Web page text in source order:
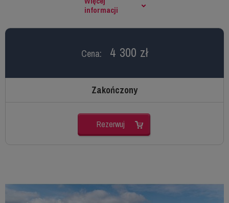
informacji
Cena: 4 300 zł
Zakończony
Rezerwuj